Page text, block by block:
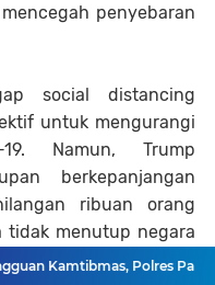
penyebaran
social distancing
untuk mengurangi
Namun, Trump
berkepanjangan
ribuan orang
tidak menutup negara
orang karena
Kamtibmas, Polres